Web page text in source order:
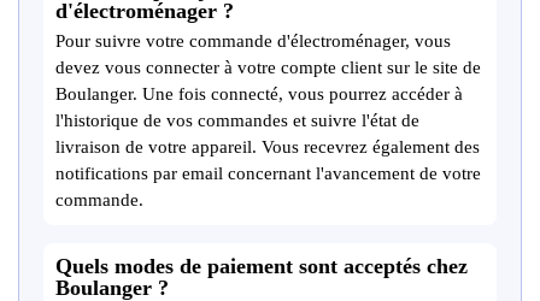
d'électroménager ?
Pour suivre votre commande d'électroménager, vous
devez vous connecter à votre compte client sur le site de
Boulanger. Une fois connecté, vous pourrez accéder à
l'historique de vos commandes et suivre l'état de
livraison de votre appareil. Vous recevrez également des
notifications par email concernant l'avancement de votre
commande.
Quels modes de paiement sont acceptés chez
Boulanger ?